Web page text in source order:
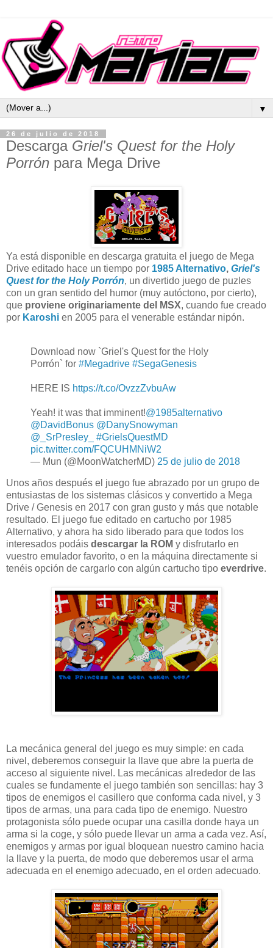
▼
26 de julio de 2018
Descarga Griel's Quest for the Holy
Porrón para Mega Drive
Ya está disponible en descarga gratuita el juego de Mega
Drive editado hace un tiempo por 1985 Alternativo, Griel's
Quest for the Holy Porrón, un divertido juego de puzles
con un gran sentido del humor (muy autóctono, por cierto),
que proviene originariamente del MSX, cuando fue creado
por Karoshi en 2005 para el venerable estándar nipón.
Download now `Griel's Quest for the Holy
Porrón` for #Megadrive #SegaGenesis
HERE IS https://t.co/OvzzZvbuAw
Yeah! it was that imminent!@1985alternativo
@DavidBonus @DanySnowyman
@_SrPresley_
#GrielsQuestMD
pic.twitter.com/FQCUHMNiW2
— Mun (@MoonWatcherMD) 25 de julio de 2018
Unos años después el juego fue abrazado por un grupo de
entusiastas de los sistemas clásicos y convertido a Mega
Drive / Genesis en 2017 con gran gusto y más que notable
resultado. El juego fue editado en cartucho por 1985
Alternativo, y ahora ha sido liberado para que todos los
interesados podáis descargar la ROM y disfrutarlo en
vuestro emulador favorito, o en la máquina directamente si
tenéis opción de cargarlo con algún cartucho tipo everdrive.
La mecánica general del juego es muy simple: en cada
nivel, deberemos conseguir la llave que abre la puerta de
acceso al siguiente nivel. Las mecánicas alrededor de las
cuales se fundamente el juego también son sencillas: hay 3
tipos de enemigos el casillero que conforma cada nivel, y 3
tipos de armas, una para cada tipo de enemigo. Nuestro
protagonista sólo puede ocupar una casilla donde haya un
arma si la coge, y sólo puede llevar un arma a cada vez. Así,
enemigos y armas por igual bloquean nuestro camino hacia
la llave y la puerta, de modo que deberemos usar el arma
adecuada en el enemigo adecuado, en el orden adecuado.